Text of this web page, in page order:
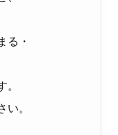
る・
。
い。